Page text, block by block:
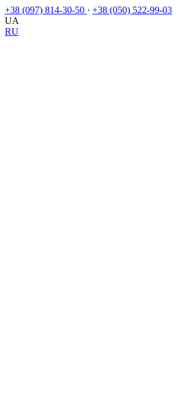
+38 (097) 814-30-50 · +38 (050) 522-99-03
UA
RU